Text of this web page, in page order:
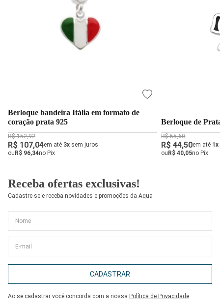
Berloque bandeira Itália em formato de
coração prata 925
R$ 152,92
R$ 107,04em até 3x sem juros
ouR$ 96,34no Pix
Berloque de
R$ 55,60
R$ 44,50em até 1x
ouR$ 40,05no Pix
Receba ofertas exclusivas!
Cadastre-se e receba novidades e promoções da Aqua
CADASTRAR
Ao se cadastrar você concorda com a nossa Política de Privacidade